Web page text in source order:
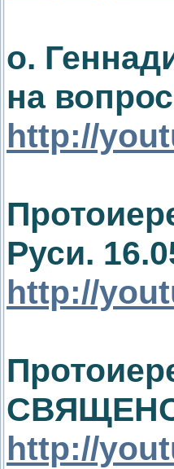
о.
на
http://
Руси.
http://
http://